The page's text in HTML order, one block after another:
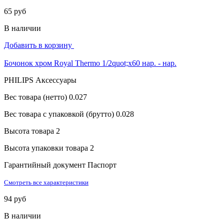
65 руб
В наличии
Добавить в корзину
Бочонок хром Royal Thermo 1/2quot;x60 нар. - нар.
PHILIPS Аксессуары
Вес товара (нетто) 0.027
Вес товара с упаковкой (брутто) 0.028
Высота товара 2
Высота упаковки товара 2
Гарантийный документ Паспорт
Смотреть все характеристики
94 руб
В наличии